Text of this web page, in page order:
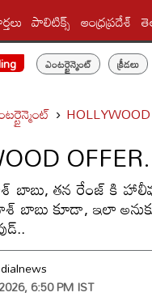
పాలిటిక్స్‌ ఆంధ్రప్రదేశ్
ఎంటర్టైన్మెంట్ క్రీడలు
బాబు, తన రేంజ్ కి
కూడా, ఇలా
dialnews
6:50 PM IST